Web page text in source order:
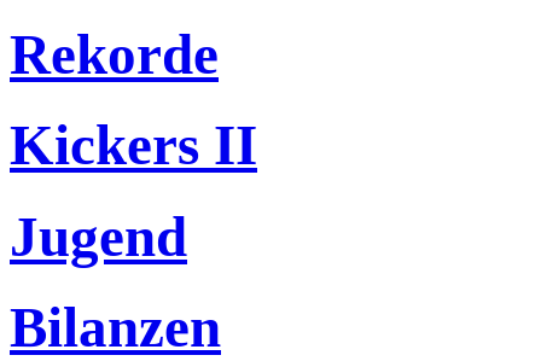
Rekorde
Kickers II
Jugend
Bilanzen